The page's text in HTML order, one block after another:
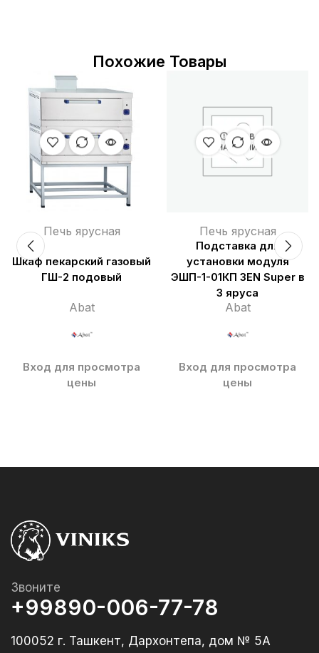
Похожие Товары
Печь ярусная
Шкаф пекарский газовый
ГШ-2 подовый
Abat
Вход для просмотра
цены
НЕТ В
НАЛИЧИИ
Печь ярусная
Подставка для
установки модуля
ЭШП-1-01КП 3EN Super в
3 яруса
Abat
Вход для просмотра
цены
Звоните
+99890-006-77-78
100052 г. Ташкент, Дархонтепа, дом № 5А